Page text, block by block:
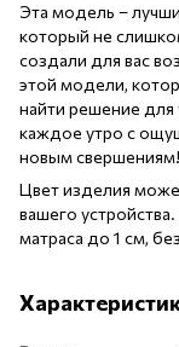
Эта модель –
который не
создали для вас
этой модели,
найти решение для
каждое утро с
новым свершениям!
Цвет изделия
вашего
матраса до 1 см,